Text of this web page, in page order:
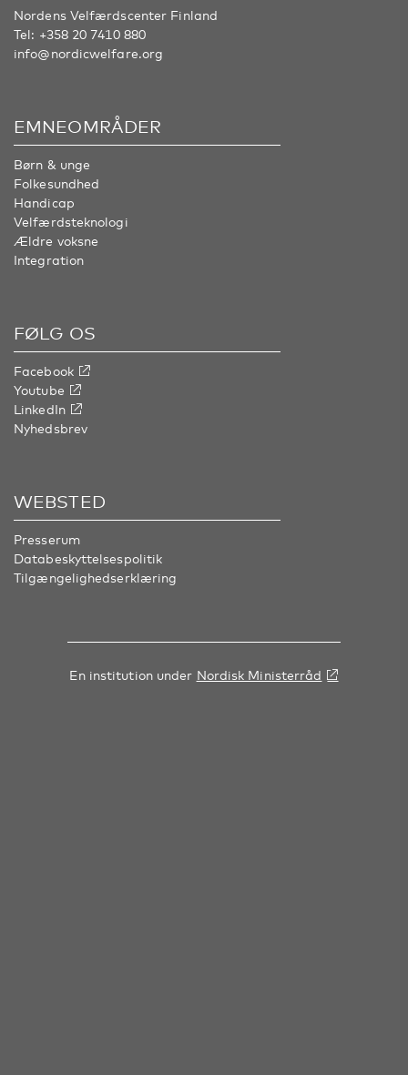
Nordens Velfærdscenter Finland
Tel: +358 20 7410 880
info@nordicwelfare.org
EMNEOMRÅDER
Børn & unge
Folkesundhed
Handicap
Velfærdsteknologi
Ældre voksne
Integration
FØLG OS
Facebook
Youtube
LinkedIn
Nyhedsbrev
WEBSTED
Presserum
Databeskyttelsespolitik
Tilgængelighedserklæring
En institution under Nordisk Ministerråd